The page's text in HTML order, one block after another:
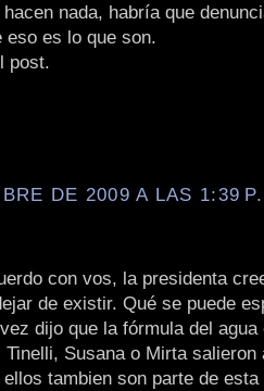
nada, habría que
eso es lo que son.
post.
DE 2009 A LAS 1:39
con vos, la presidenta
de existir. Qué se puede
dijo que la fórmula del
Susana o Mirta salieron
tambien son parte de